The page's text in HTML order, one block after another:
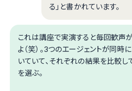
る」と書かれています。
これは講座で実演すると毎回歓声
よ（笑）。3つのエージェントが同時
いていて、それぞれの結果を比較し
を選ぶ。